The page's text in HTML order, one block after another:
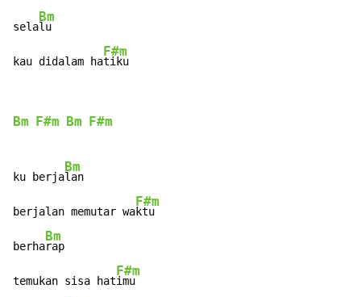
sela
Bm
lu
kau didalam ha
F#m
tiku
Bm F#m Bm F#m
ku berja
Bm
lan
berjalan memutar wa
F#m
ktu
berha
Bm
rap
temukan sisa hat
F#m
imu